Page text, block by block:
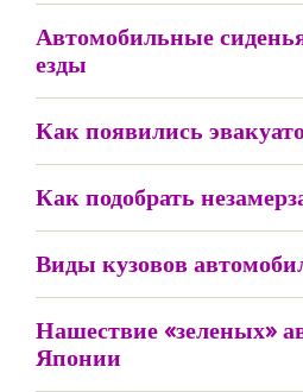
Автомобильные
езды
Как появились
Как подобрать
Виды кузовов
Нашествие «зеленых»
Японии